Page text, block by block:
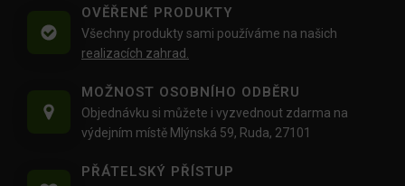
OVĚŘENÉ PRODUKTY
Všechny produkty sami používáme na našich
realizacích zahrad.
MOŽNOST OSOBNÍHO ODBĚRU
Objednávku si můžete i vyzvednout zdarma na
výdejním místě Mlýnská 59, Ruda, 27101
PŘÁTELSKÝ PŘÍSTUP